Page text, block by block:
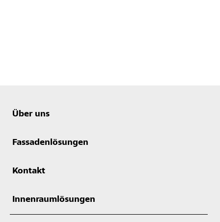
Über uns
Fassadenlösungen
Kontakt
Innenraumlösungen